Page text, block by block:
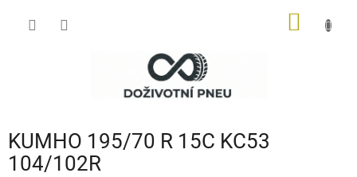
KUMHO 195/70 R 15C KC53
104/102R